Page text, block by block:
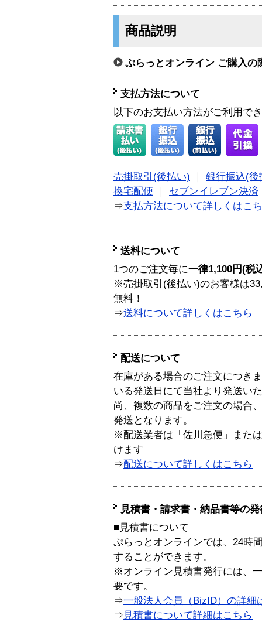
商品説明
ぷらっとオンライン ご購入の
支払方法について
以下のお支払い方法がご利用で
売掛取引(後払い)
銀行振込(後
換宅配便
セブンイレブン決済
⇒支払方法について詳しくはこ
送料について
1つのご注文毎に一律1,100円(税
※売掛取引(後払い)のお客様は
無料！
⇒送料について詳しくはこちら
配送について
在庫がある場合のご注文につき
いる発送日にて当社より発送い
尚、複数の商品をご注文の場合
発送となります。
※配送業者は「佐川急便」また
けます
⇒配送について詳しくはこちら
見積書・請求書・納品書等の
■見積書について
ぷらっとオンラインでは、24時
することができます。
※オンライン見積書発行には、
要です。
⇒一般法人会員（BizID）の詳細
⇒ 見積書について詳細はこちら